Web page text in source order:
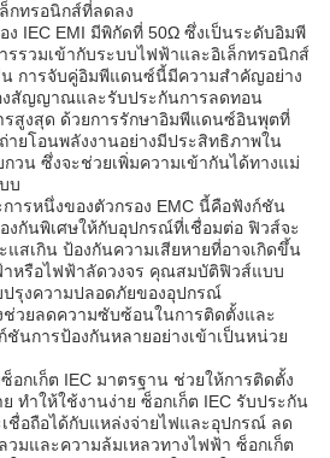
กทรอนิกส์ที่ลดลง
IEC EMI มีพิกัดที่ 50Ω ซึ่งเป็นระดับอิมพี
รวมเข้ากับระบบไฟฟ้าและอิเล็กทรอนิกส์
การจับคู่อิมพีแดนซ์นี้มีความสำคัญอย่าง
งสัญญาณและรับประกันการลดทอน
สูงสุด ด้วยการรักษาอิมพีแดนซ์อินพุตที่
ายโอนพลังงานอย่างมีประสิทธิภาพใน
วน ซึ่งจะช่วยเพิ่มความเข้ากันได้ทางแม่
บ
ารหนึ่งของตัวกรอง EMC นี้คือฟังก์ชัน
งกันพิเศษให้กับอุปกรณ์ที่เชื่อมต่อ ฟิวส์จะ
แสเกิน ป้องกันความเสียหายที่อาจเกิดขึ้น
าหรือไฟฟ้าลัดวงจร คุณสมบัติฟิวส์แบบ
รุงความปลอดภัยของอุปกรณ์
ช่วยลดความซับซ้อนในการติดตั้งและ
ชันการป้องกันหลายอย่างเข้าเป็นหน่วย
อกเก็ต IEC มาตรฐาน ช่วยให้การติดตั้ง
ทำให้ใช้งานง่าย ซ็อกเก็ต IEC รับประกัน
ชื่อถือได้กับแหล่งจ่ายไฟและอุปกรณ์ ลด
วมและความล้มเหลวทางไฟฟ้า ซ็อกเก็ต